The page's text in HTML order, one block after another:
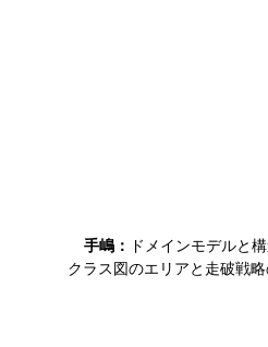
手嶋：
ドメインモデルと
クラス図のエリアと走破戦